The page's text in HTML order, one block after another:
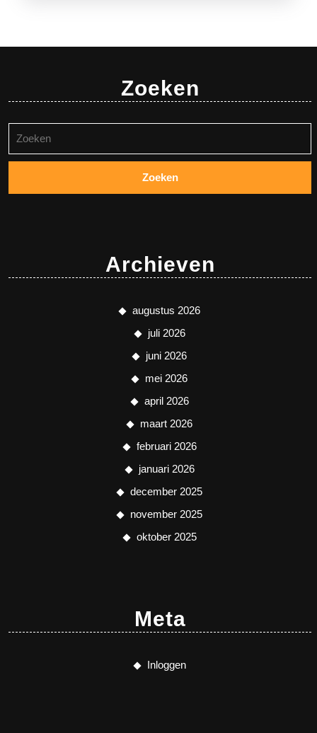
Zoeken
naar:
Archieven
augustus 2026
juli 2026
juni 2026
mei 2026
april 2026
maart 2026
februari 2026
januari 2026
december 2025
november 2025
oktober 2025
Meta
Inloggen